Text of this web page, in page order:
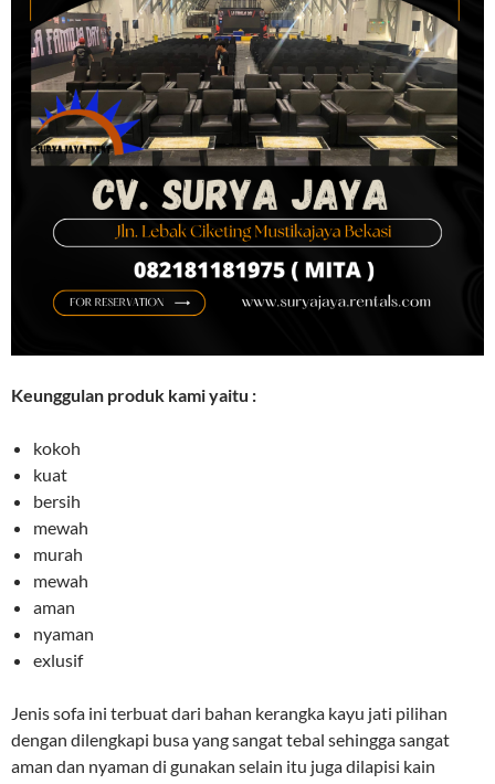
Keunggulan produk kami yaitu :
kokoh
kuat
bersih
mewah
murah
mewah
aman
nyaman
exlusif
Jenis sofa ini terbuat dari bahan kerangka kayu jati pilihan
dengan dilengkapi busa yang sangat tebal sehingga sangat
aman dan nyaman di gunakan selain itu juga dilapisi kain